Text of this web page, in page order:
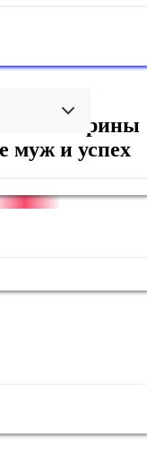
Екатерины
муж и успех